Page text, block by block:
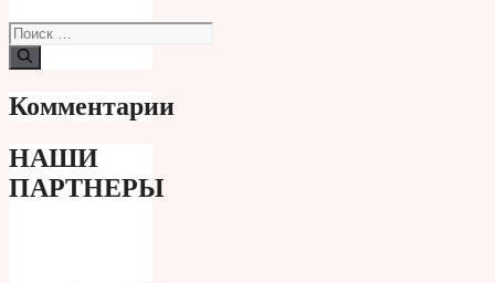
Поиск:
Комментарии
НАШИ
ПАРТНЕРЫ